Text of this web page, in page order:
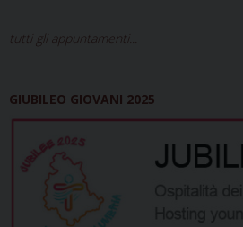
tutti gli appuntamenti...
GIUBILEO GIOVANI 2025